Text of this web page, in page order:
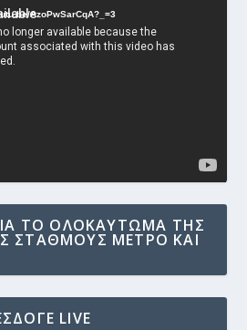
AzoPwSarCqA?_=3
ΤΟ ΟΛΟΚΑΎΤΩΜΑ ΤΗΣ
ΣΤΑΘΜΟΎΣ ΜΕΤΡΟ ΚΑΙ
LIVE